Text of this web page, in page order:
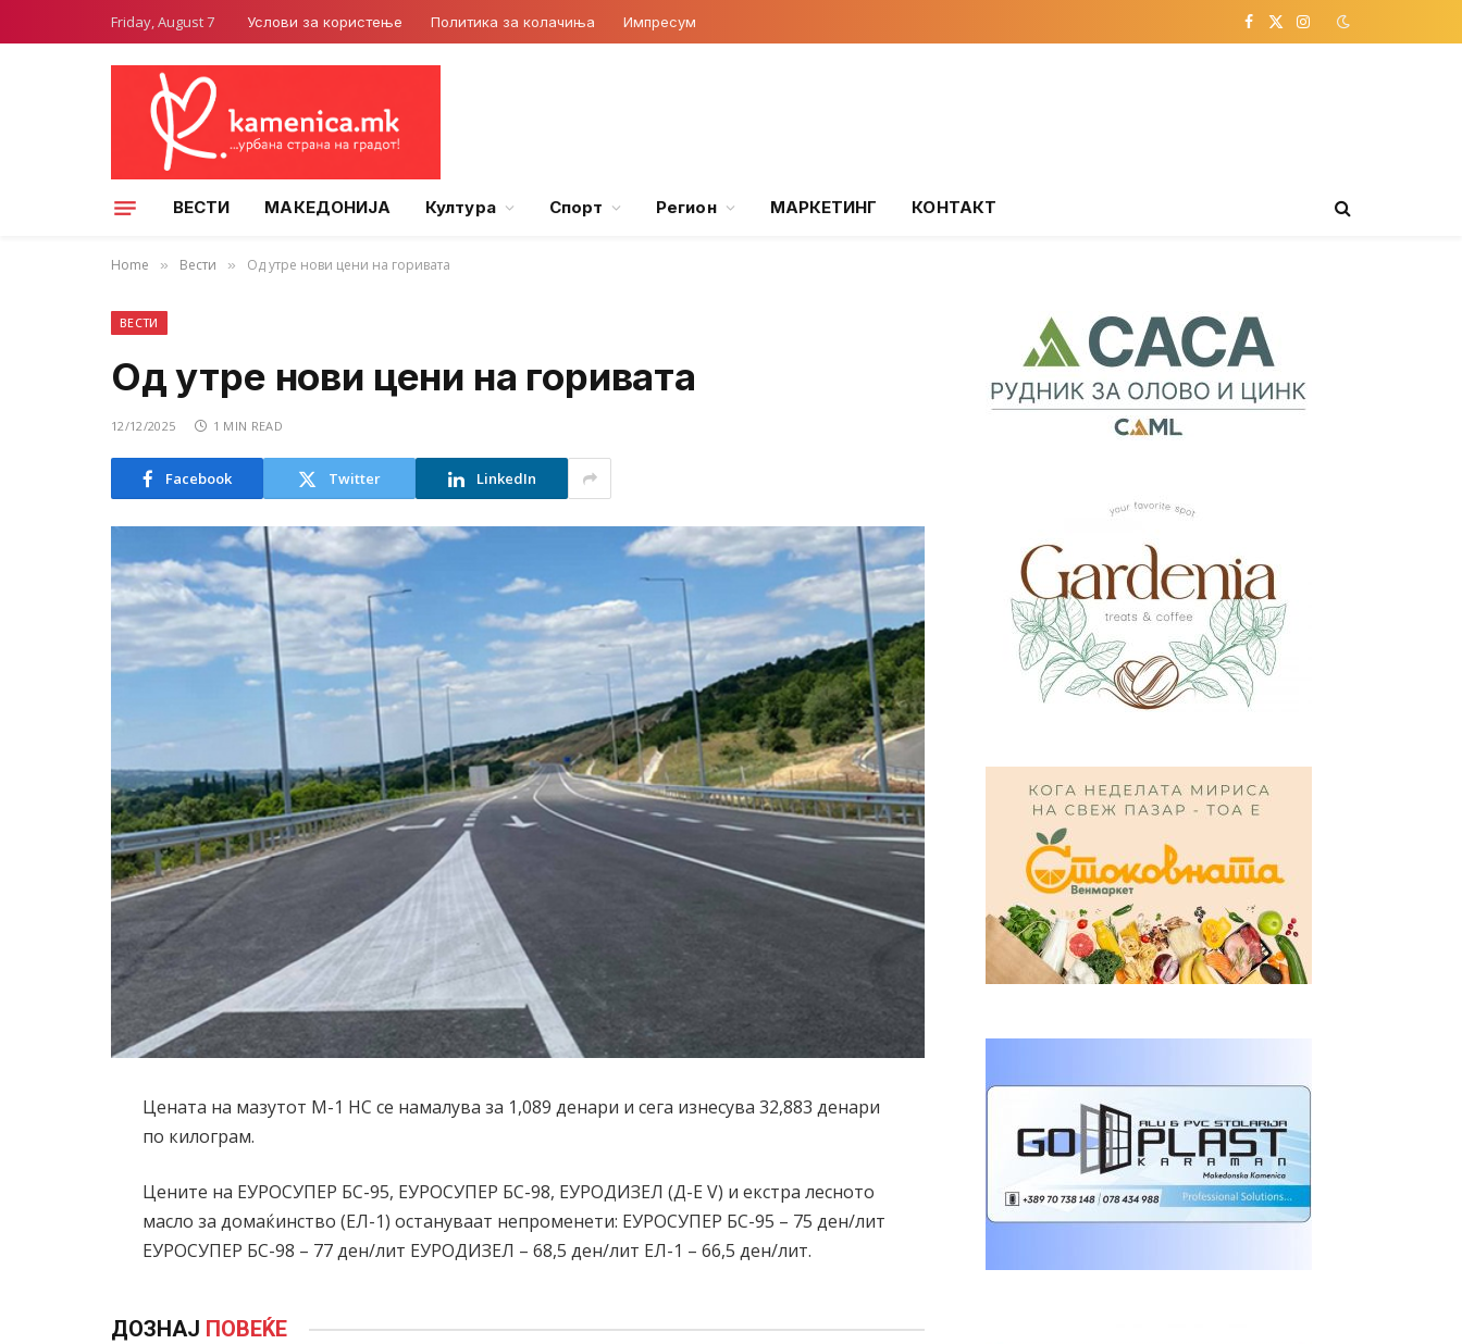
Friday, August 7 Услови за користење Политика за колачиња Импресум Facebook
X
Instagram
ВЕСТИ МАКЕДОНИЈА Култура Спорт Регион МАРКЕТИНГ КОНТАКТ
Home » Вести » Од утре нови цени на горивата
ВЕСТИ
Од утре нови цени на горивата
12/12/2025 1 MIN READ
Facebook Twitter LinkedIn
Цената на мазутот М-1 НС се намалува за 1,089 денари и сега изнесува 32,883 денари
по килограм.
Цените на ЕУРОСУПЕР БС-95, ЕУРОСУПЕР БС-98, ЕУРОДИЗЕЛ (Д-Е V) и екстра лесното
масло за домаќинство (ЕЛ-1) остануваат непроменети: ЕУРОСУПЕР БС-95 – 75 ден/лит
ЕУРОСУПЕР БС-98 – 77 ден/лит ЕУРОДИЗЕЛ – 68,5 ден/лит ЕЛ-1 – 66,5 ден/лит.
ДОЗНАЈ ПОВЕЌЕ